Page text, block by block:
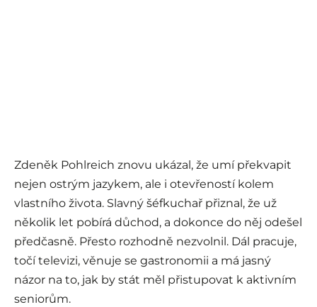
Zdeněk Pohlreich znovu ukázal, že umí překvapit
nejen ostrým jazykem, ale i otevřeností kolem
vlastního života. Slavný šéfkuchař přiznal, že už
několik let pobírá důchod, a dokonce do něj odešel
předčasně. Přesto rozhodně nezvolnil. Dál pracuje,
točí televizi, věnuje se gastronomii a má jasný
názor na to, jak by stát měl přistupovat k aktivním
seniorům.